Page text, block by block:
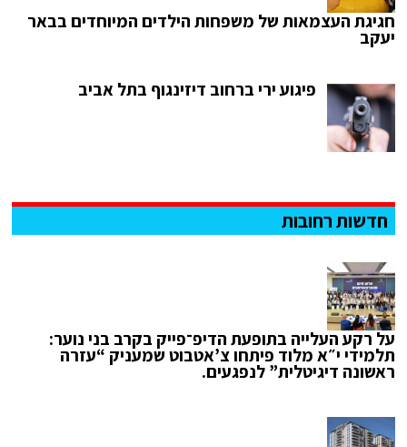
חגיגת העצמאות של משפחות הילדים המיוחדים בבאר
יעקב
פיגוע ירי ברחוב דיזינגוף בתל אביב
חדשות רחובות
על רקע העלייה בתופעת הדיפ־פייק בקרב בני נוער:
תלמידי י״א מלוד פיתחו צ’אטבוט שמעניק “עזרה
ראשונה דיגיטלית” לנפגעים.